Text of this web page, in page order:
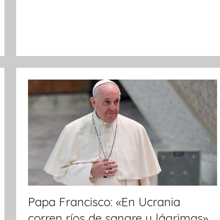
Papa Francisco: «En Ucrania